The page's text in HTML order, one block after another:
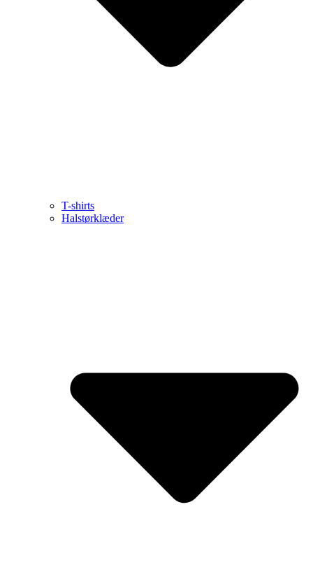
T-shirts
Halstørklæder